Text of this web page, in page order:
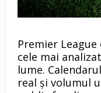
Premier
cele mai
lume.
real și volumul